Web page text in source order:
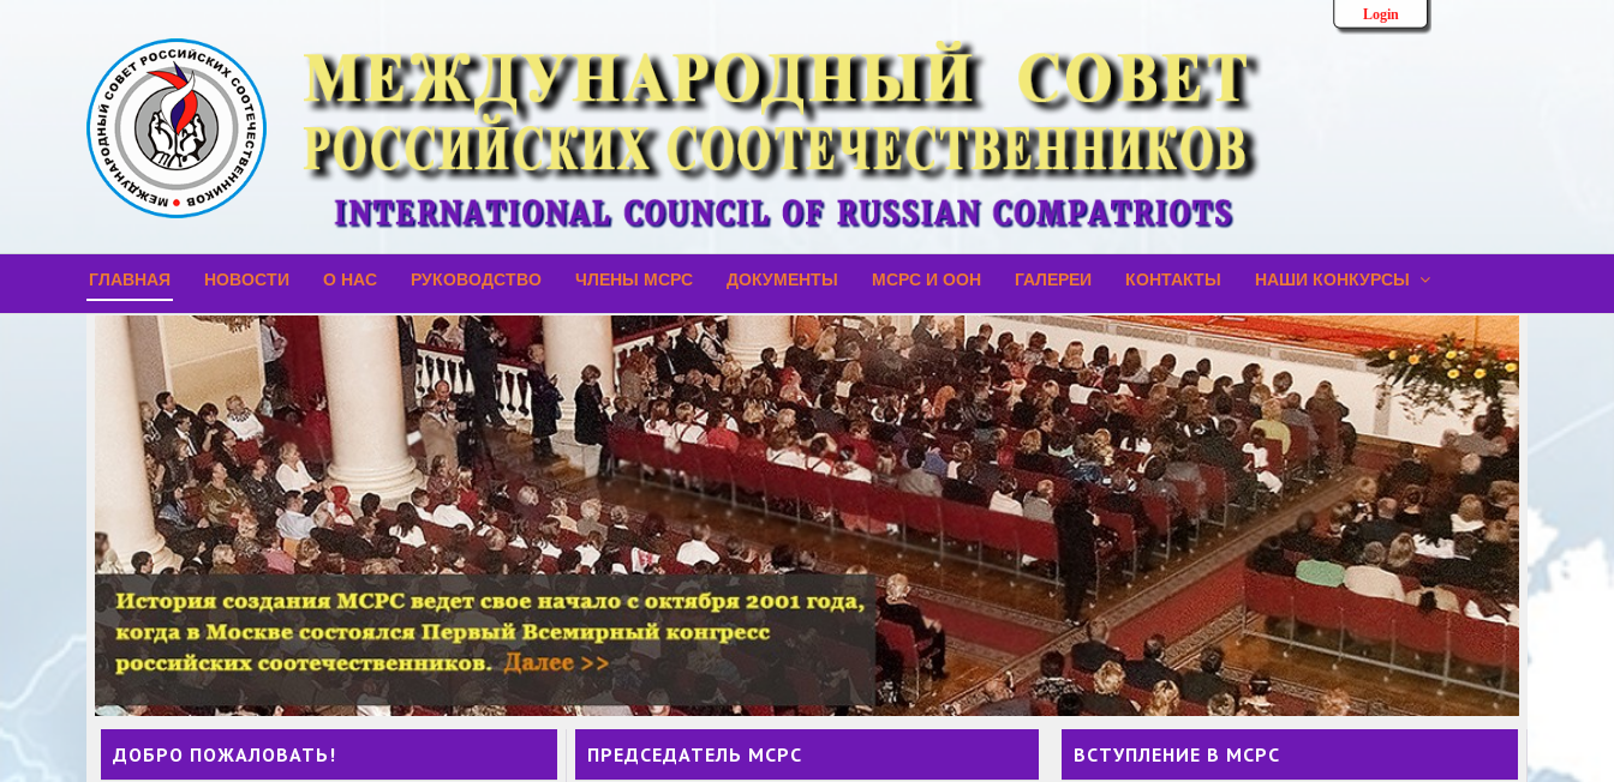
Login
ГЛАВНАЯ НОВОСТИ О НАС РУКОВОДСТВО ЧЛЕНЫ МСРС ДОКУМЕНТЫ МСРС И ООН ГАЛЕРЕИ КОНТАКТЫ НАШИ КОНКУРСЫ
ДОБРО ПОЖАЛОВАТЬ! ПРЕДСЕДАТЕЛЬ МСРС ВСТУПЛЕНИЕ В МСРС